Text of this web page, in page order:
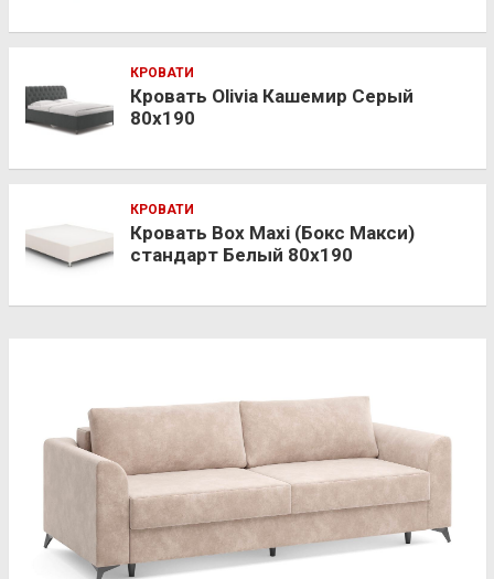
КРОВАТИ
Кровать Olivia Кашемир Серый
80х190
КРОВАТИ
Кровать Box Maxi (Бокс Макси)
стандарт Белый 80х190